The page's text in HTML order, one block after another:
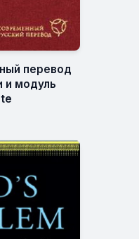
перевод
и модуль